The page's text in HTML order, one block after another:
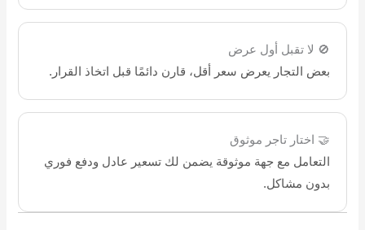
🚫 لا تقبل أول عرض
بعض التجار يعرض سعر أقل، قارن دائمًا قبل اتخاذ القرار.
🤝 اختار تاجر موثوق
التعامل مع جهة موثوقة يضمن لك تسعير عادل ودفع فوري
بدون مشاكل.